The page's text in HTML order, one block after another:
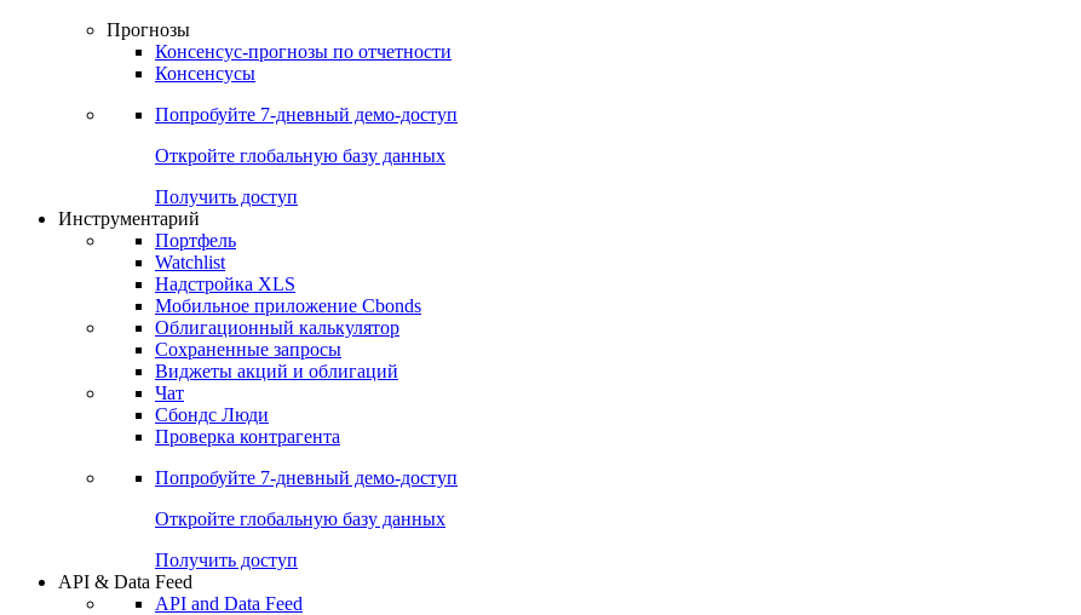
Виджет:
Портфели индексов Cbonds
Прогнозы
Консенсус-прогнозы по отчетности
Консенсусы
Попробуйте7-дневный
Откройте глобальную базу данных
Получить доступ
Инструментарий
Портфель
Watchlist
Надстройка XLS
Мобильное приложение Cbonds
Облигационный калькулятор
Сохраненные запросы
Виджеты акций и облигаций
Чат
Сбондс Люди
Проверка контрагента
Попробуйте7-дневный
Откройте глобальную базу данных